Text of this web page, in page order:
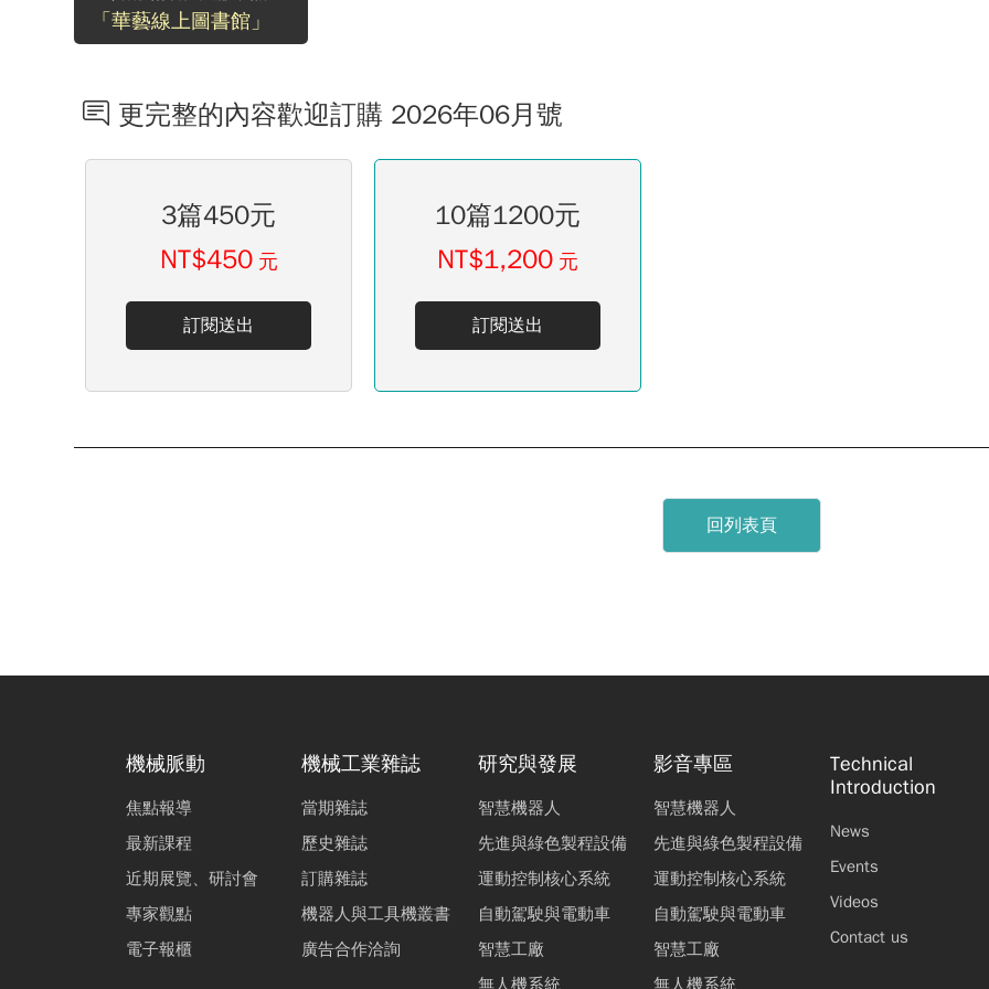
「華藝線上圖書館」
更完整的內容歡迎訂購 2026年06月號
3篇450元
NT$450 元
訂閱送出
10篇1200元
NT$1,200 元
訂閱送出
回列表頁
機械脈動
焦點報導
最新課程
近期展覽、研討會
專家觀點
電子報櫃
機械工業雜誌
當期雜誌
歷史雜誌
訂購雜誌
機器人與工具機叢書
廣告合作洽詢
研究與發展
智慧機器人
先進與綠色製程設備
運動控制核心系統
自動駕駛與電動車
智慧工廠
無人機系統
影音專區
智慧機器人
先進與綠色製程設備
運動控制核心系統
自動駕駛與電動車
智慧工廠
無人機系統
Technical
Introduction
News
Events
Videos
Contact us